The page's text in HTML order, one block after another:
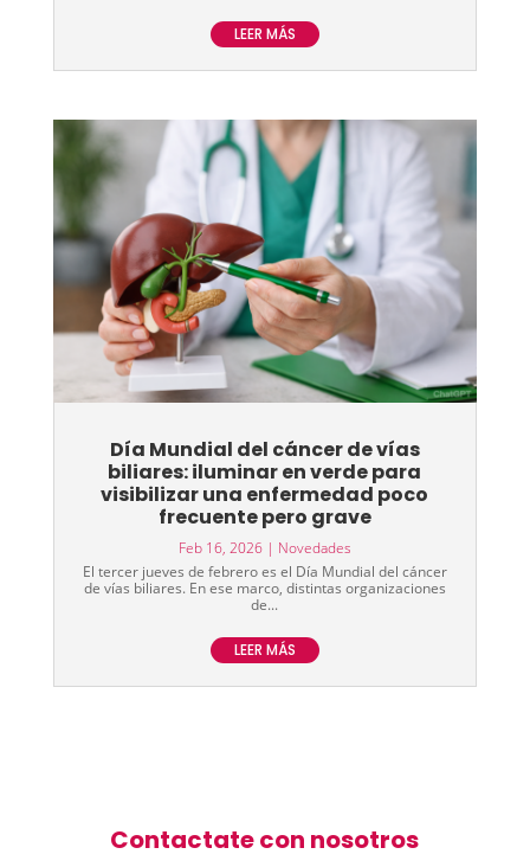
LEER MÁS
Día Mundial del cáncer de vías
biliares: iluminar en verde para
visibilizar una enfermedad poco
frecuente pero grave
Feb 16, 2026| Novedades
El tercer jueves de febrero es el Día Mundial del cáncer
de vías biliares. En ese marco, distintas organizaciones
de...
LEER MÁS
Contactate con nosotros